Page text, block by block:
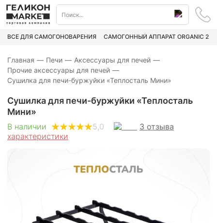
ВСЁ ДЛЯ САМОГОНОВАРЕНИЯ САМОГОННЫЙ АППАРАТ ORGANIC 2
Главная — Печи — Аксессуары для печей —
Прочие аксессуары для печей —
Сушилка для печи-буржуйки «Теплосталь Мини»
Сушилка для печи-буржуйки «Теплосталь
Мини»
В наличии 5,0 3 отзыва
характеристики